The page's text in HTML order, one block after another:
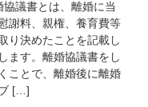
議書とは、離婚に当
謝料、親権、養育費等
り決めたことを記載し
ます。離婚協議書をし
ことで、離婚後に離婚
[…]